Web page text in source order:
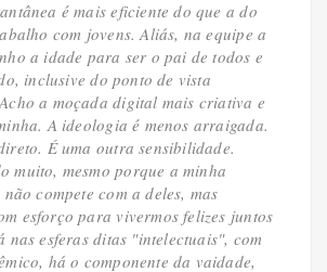
é mais eficiente do que a do
com jovens. Aliás, na equipe a
a idade para ser o pai de todos e
inclusive do ponto de vista
a moçada digital mais criativa e
A ideologia é menos arraigada.
É uma outra sensibilidade.
muito, mesmo porque a minha
compete com a deles, mas
esforço para vivermos felizes juntos
nas esferas ditas "intelectuais", com
há o componente da vaidade,